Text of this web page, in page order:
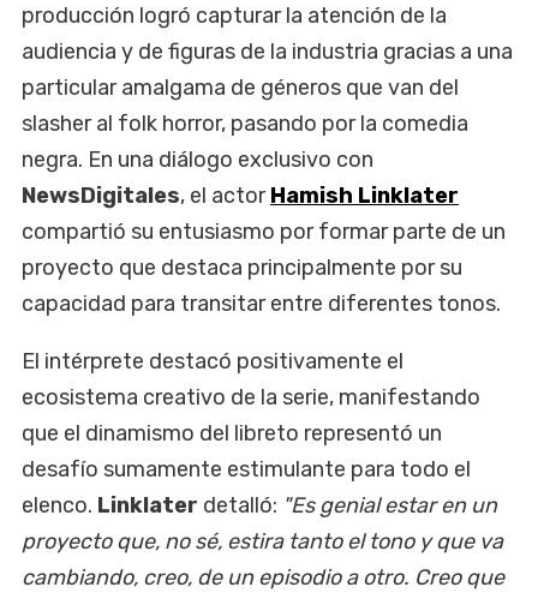
producción logró capturar la atención de la
audiencia y de figuras de la industria gracias a una
particular amalgama de géneros que van del
slasher al folk horror, pasando por la comedia
negra. En una diálogo exclusivo con
NewsDigitales, el actorHamish Linklater
compartió su entusiasmo por formar parte de un
proyecto que destaca principalmente por su
capacidad para transitar entre diferentes tonos.
El intérprete destacó positivamente el
ecosistema creativo de la serie, manifestando
que el dinamismo del libreto representó un
desafío sumamente estimulante para todo el
elenco. Linklater detalló: "Es genial estar en un
proyecto que, no sé, estira tanto el tono y que va
cambiando, creo, de un episodio a otro. Creo que